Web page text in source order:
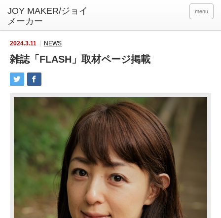
menu
2024.3.11 NEWS
雑誌「FLASH」取材ページ掲載